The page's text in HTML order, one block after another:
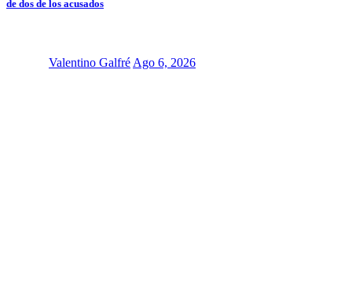
de dos de los acusados
Valentino Galfré Ago 6, 2026